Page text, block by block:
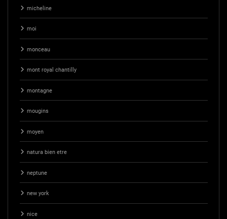
micheline
moi
monceau
mont royal chantilly
montagne
mougins
moyen
natura bien etre
neptune
new york
nice